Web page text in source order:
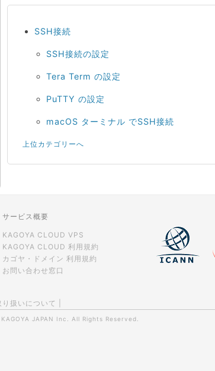
SSH接続
SSH接続の設定
Tera Term の設定
PuTTY の設定
macOS ターミナル でSSH接続
上位カテゴリーへ
サービス概要
KAGOYA CLOUD VPS
KAGOYA CLOUD 利用規約
カゴヤ・ドメイン 利用規約
お問い合わせ窓口
扱いについて
KAGOYA JAPAN Inc. All Rights Reserved.